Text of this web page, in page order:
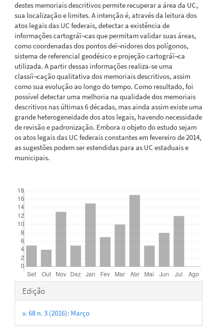
destes memoriais descritivos permite recuperar a área da UC,
sua localização e limites. A intenção é, através da leitura dos
atos legais das UC federais, detectar a existência de
informações cartográï¬cas que permitam validar suas áreas,
como coordenadas dos pontos deï¬nidores dos polígonos,
sistema de referencial geodésico e projeção cartográï¬ca
utilizada. A partir dessas informações realiza-se uma
classiï¬cação qualitativa dos memoriais descritivos, assim
como sua evolução ao longo do tempo. Como resultado, foi
possível detectar uma melhoria na qualidade dos memoriais
descritivos nas últimas 6 décadas, mas ainda assim existe uma
grande heterogeneidade dos atos legais, havendo necessidade
de revisão e padronização. Embora o objeto do estudo sejam
os atos legais das UC federais constantes em fevereiro de 2014,
as sugestões podem ser estendidas para as UC estaduais e
municipais.
Detalhes
do
artigo
Edição
v. 68 n. 3 (2016): Março